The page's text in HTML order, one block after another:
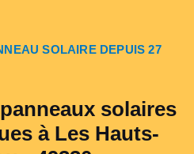
SOLAIRE DEPUIS 27
solaires
à Les Hauts-